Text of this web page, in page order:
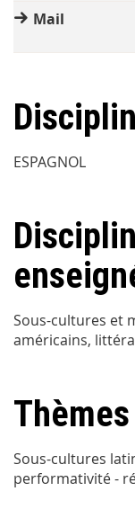
Mail
ESPAGNOL
Sous-cultures et
américains,
Sous-cultures
performativité -